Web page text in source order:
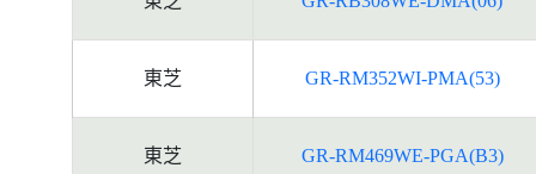
東芝 GR-RM352WI-PMA(53)
東芝 GR-RM469WE-PGA(B3)